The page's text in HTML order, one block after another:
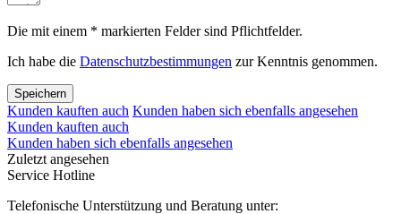
Die mit einem * markierten Felder sind Pflichtfelder.
Ich habe die Datenschutzbestimmungen zur Kenntnis genommen.
Speichern
Kunden kauften auch Kunden haben sich ebenfalls angesehen
Kunden kauften auch
Kunden haben sich ebenfalls angesehen
Zuletzt angesehen
Service Hotline
Telefonische Unterstützung und Beratung unter: